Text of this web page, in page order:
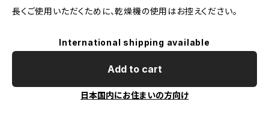
長くご使用いただくために、乾燥機の使用はお控えください。
International shipping available
Add to cart
日本国内にお住まいの方向け